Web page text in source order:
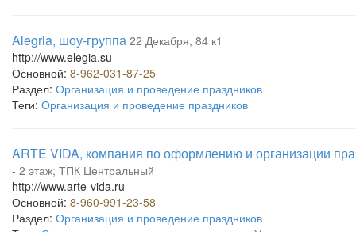
Alegria, шоу-группа 22 Декабря, 84 к1
http://www.elegia.su
Основной: 8-962-031-87-25
Раздел: Организация и проведение праздников
Теги: Организация и проведение праздников
ARTE VIDA, компания по оформлению и организации
- 2 этаж; ТПК Центральный
http://www.arte-vida.ru
Основной: 8-960-991-23-58
Раздел: Организация и проведение праздников